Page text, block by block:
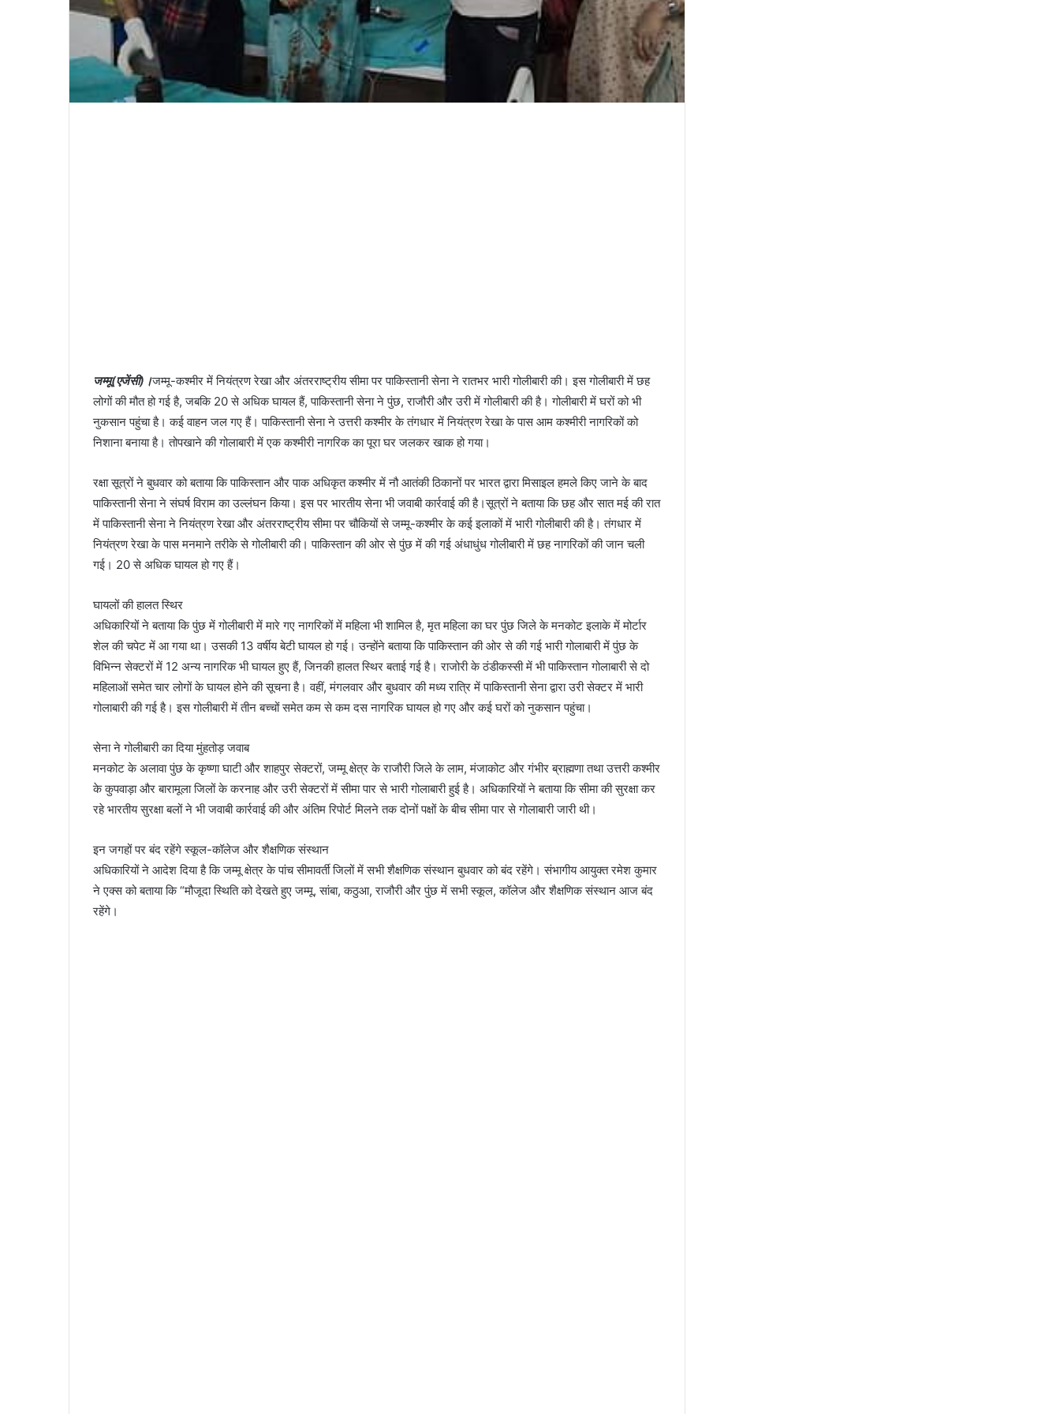
जम्मू(एजेंसी)।जम्मू-कश्मीर में नियंत्रण रेखा और अंतरराष्ट्रीय सीमा पर पाकिस्तानी सेना ने रातभर भारी गोलीबारी की। इस गोलीबारी में छह
लोगों की मौत हो गई है, जबकि 20 से अधिक घायल हैं, पाकिस्तानी सेना ने पुंछ, राजौरी और उरी में गोलीबारी की है। गोलीबारी में घरों को भी
नुकसान पहुंचा है। कई वाहन जल गए हैं। पाकिस्तानी सेना ने उत्तरी कश्मीर के तंगधार में नियंत्रण रेखा के पास आम कश्मीरी नागरिकों को
निशाना बनाया है। तोपखाने की गोलाबारी में एक कश्मीरी नागरिक का पूरा घर जलकर खाक हो गया।
रक्षा सूत्रों ने बुधवार को बताया कि पाकिस्तान और पाक अधिकृत कश्मीर में नौ आतंकी ठिकानों पर भारत द्वारा मिसाइल हमले किए जाने के बाद
पाकिस्तानी सेना ने संघर्ष विराम का उल्लंघन किया। इस पर भारतीय सेना भी जवाबी कार्रवाई की है।सूत्रों ने बताया कि छह और सात मई की रात
में पाकिस्तानी सेना ने नियंत्रण रेखा और अंतरराष्ट्रीय सीमा पर चौकियों से जम्मू-कश्मीर के कई इलाकों में भारी गोलीबारी की है। तंगधार में
नियंत्रण रेखा के पास मनमाने तरीके से गोलीबारी की। पाकिस्तान की ओर से पुंछ में की गई अंधाधुंध गोलीबारी में छह नागरिकों की जान चली
गई। 20 से अधिक घायल हो गए हैं।
घायलों की हालत स्थिर
अधिकारियों ने बताया कि पुंछ में गोलीबारी में मारे गए नागरिकों में महिला भी शामिल है, मृत महिला का घर पुंछ जिले के मनकोट इलाके में मोर्टार
शेल की चपेट में आ गया था। उसकी 13 वर्षीय बेटी घायल हो गई। उन्होंने बताया कि पाकिस्तान की ओर से की गई भारी गोलाबारी में पुंछ के
विभिन्न सेक्टरों में 12 अन्य नागरिक भी घायल हुए हैं, जिनकी हालत स्थिर बताई गई है। राजोरी के ठंडीकस्सी में भी पाकिस्तान गोलाबारी से दो
महिलाओं समेत चार लोगों के घायल होने की सूचना है। वहीं, मंगलवार और बुधवार की मध्य रात्रि में पाकिस्तानी सेना द्वारा उरी सेक्टर में भारी
गोलाबारी की गई है। इस गोलीबारी में तीन बच्चों समेत कम से कम दस नागरिक घायल हो गए और कई घरों को नुकसान पहुंचा।
सेना ने गोलीबारी का दिया मुंहतोड़ जवाब
मनकोट के अलावा पुंछ के कृष्णा घाटी और शाहपुर सेक्टरों, जम्मू क्षेत्र के राजौरी जिले के लाम, मंजाकोट और गंभीर ब्राह्मणा तथा उत्तरी कश्मीर
के कुपवाड़ा और बारामूला जिलों के करनाह और उरी सेक्टरों में सीमा पार से भारी गोलाबारी हुई है। अधिकारियों ने बताया कि सीमा की सुरक्षा कर
रहे भारतीय सुरक्षा बलों ने भी जवाबी कार्रवाई की और अंतिम रिपोर्ट मिलने तक दोनों पक्षों के बीच सीमा पार से गोलाबारी जारी थी।
इन जगहों पर बंद रहेंगे स्कूल-कॉलेज और शैक्षणिक संस्थान
अधिकारियों ने आदेश दिया है कि जम्मू क्षेत्र के पांच सीमावर्ती जिलों में सभी शैक्षणिक संस्थान बुधवार को बंद रहेंगे। संभागीय आयुक्त रमेश कुमार
ने एक्स को बताया कि “मौजूदा स्थिति को देखते हुए जम्मू, सांबा, कठुआ, राजौरी और पुंछ में सभी स्कूल, कॉलेज और शैक्षणिक संस्थान आज बंद
रहेंगे।